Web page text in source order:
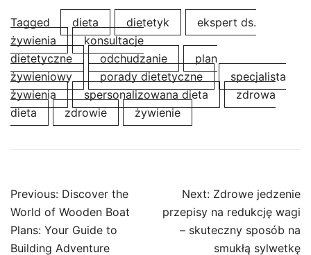
Tagged dieta dietetyk
ekspert ds.
żywienia
konsultacje
dietetyczne
odchudzanie
plan
żywieniowy
porady dietetyczne
specjalista
żywienia
spersonalizowana dieta
zdrowa
dieta
zdrowie żywienie
Post
navigation
Previous: Discover the
World of Wooden Boat
Plans: Your Guide to
Building Adventure
Next: Zdrowe jedzenie
przepisy na redukcję wagi
– skuteczny sposób na
smukłą sylwetkę